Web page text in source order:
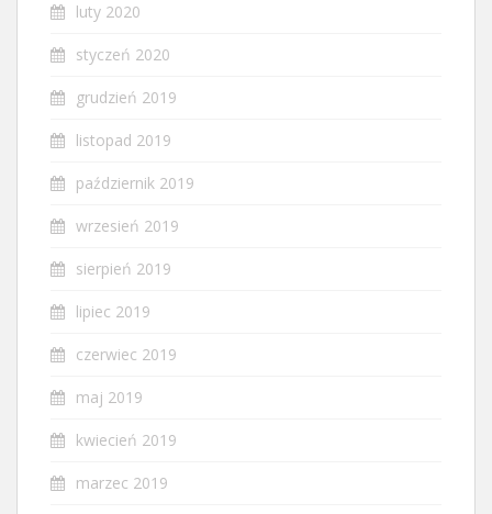
luty 2020
styczeń 2020
grudzień 2019
listopad 2019
październik 2019
wrzesień 2019
sierpień 2019
lipiec 2019
czerwiec 2019
maj 2019
kwiecień 2019
marzec 2019